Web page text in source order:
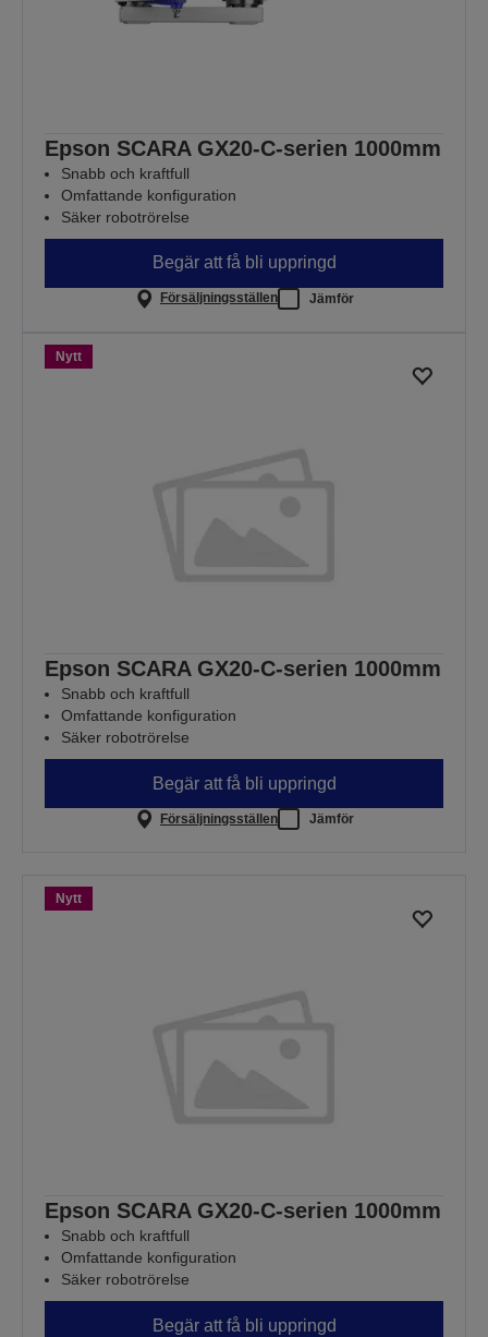
Epson SCARA GX20-C-serien 1000mm
Snabb och kraftfull
Omfattande konfiguration
Säker robotrörelse
Begär att få bli uppringd
Försäljningsställen Jämför
Nytt
Epson SCARA GX20-C-serien 1000mm
Snabb och kraftfull
Omfattande konfiguration
Säker robotrörelse
Begär att få bli uppringd
Försäljningsställen Jämför
Nytt
Epson SCARA GX20-C-serien 1000mm
Snabb och kraftfull
Omfattande konfiguration
Säker robotrörelse
Begär att få bli uppringd